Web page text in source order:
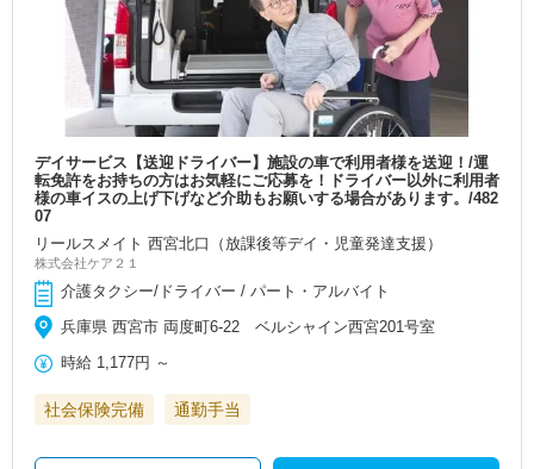
デイサービス【送迎ドライバー】施設の車で利用者様を送迎！/運
転免許をお持ちの方はお気軽にご応募を！ドライバー以外に利用者
様の車イスの上げ下げなど介助もお願いする場合があります。/482
07
リールスメイト 西宮北口（放課後等デイ・児童発達支援）
株式会社ケア２１
介護タクシー/ドライバー / パート・アルバイト
兵庫県 西宮市 両度町6-22 ベルシャイン西宮201号室
時給 1,177円 ～
社会保険完備 通勤手当